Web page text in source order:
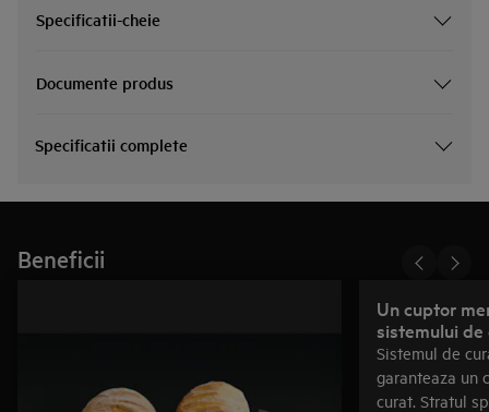
Specificatii-cheie
Documente produs
Specificatii complete
Beneficii
Un cuptor
sistemului
Sistemul de
garanteaza un
curat. Stratul